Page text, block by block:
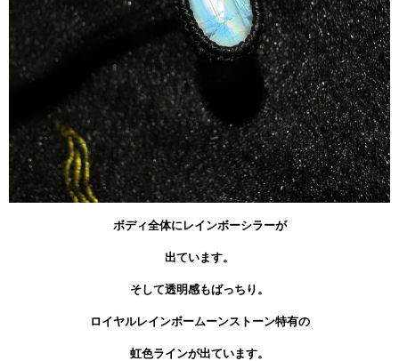
ボディ全体にレインボーシラーが
出ています。
そして透明感もばっちり。
ロイヤルレインボームーンストーン特有の
虹色ラインが出ています。